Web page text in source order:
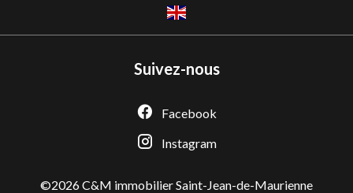
Suivez-nous
Facebook
Instagram
©2026 C&M immobilier Saint-Jean-de-Maurienne